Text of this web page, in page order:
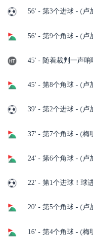
56' - 第3个进球 - (卢
56' - 第9个角球 - (卢
45' - 随着裁判一声
45' - 第8个角球 - (卢
39' - 第2个进球 - (卢
37' - 第7个角球 - (梅
24' - 第6个角球 - (卢
22' - 第1个进球！球
20' - 第5个角球 - (卢
16' - 第4个角球 - (梅